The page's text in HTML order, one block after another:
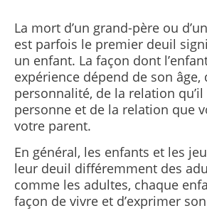
La mort d’un grand-père ou
est parfois le premier deuil
un enfant. La façon dont
expérience dépend de son âge,
personnalité, de la relation qu’il
personne et de la relation que
votre parent.
En général, les enfants et les
leur deuil différemment des
comme les adultes, chaque
façon de vivre et d’exprimer